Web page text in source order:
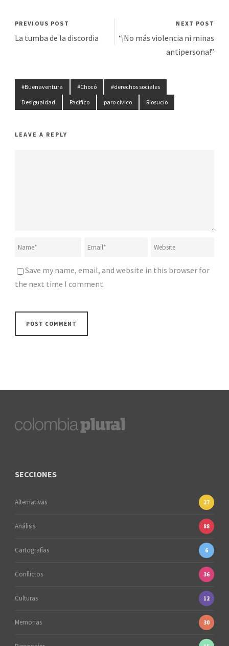
PREVIOUS POST
La tumba de la discordia
NEXT POST
“¡No más violencia ni minas
antipersona!”
#Buenaventura #Chocó
#derechos sociales
Desigualdad
Pacífico paro cívico Riosucio
LEAVE A REPLY
Save my name, email, and website in this browser for
the next time I comment.
SECCIONES
Alternativas 27
Análisis 88
Cartografías 6
Conflictos 36
Culturas 12
Memorias 30